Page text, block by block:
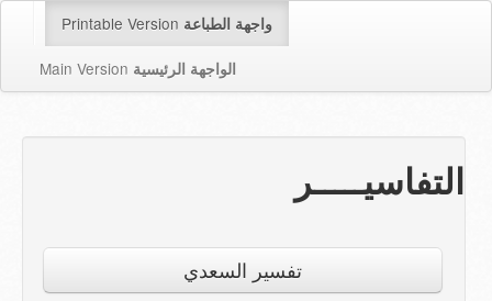
Printable Version واجهة الطباعة
Main Version الواجهة الرئيسية
التفاسيـــــر
تفسير السعدي